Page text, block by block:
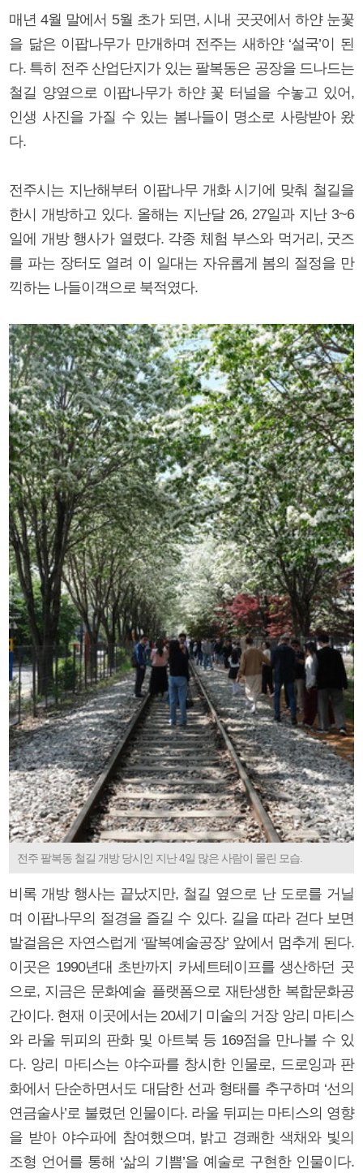
매년 4월 말에서 5월 초가 되면, 시내 곳곳에서 하얀 눈꽃
을 닮은 이팝나무가 만개하며 전주는 새하얀 ‘설국’이 된
다. 특히 전주 산업단지가 있는 팔복동은 공장을 드나드는
철길 양옆으로 이팝나무가 하얀 꽃 터널을 수놓고 있어,
인생 사진을 가질 수 있는 봄나들이 명소로 사랑받아 왔
다.
전주시는 지난해부터 이팝나무 개화 시기에 맞춰 철길을
한시 개방하고 있다. 올해는 지난달 26, 27일과 지난 3~6
일에 개방 행사가 열렸다. 각종 체험 부스와 먹거리, 굿즈
를 파는 장터도 열려 이 일대는 자유롭게 봄의 절정을 만
끽하는 나들이객으로 북적였다.
전주 팔복동 철길 개방 당시인 지난 4일 많은 사람이 몰린 모습.
비록 개방 행사는 끝났지만, 철길 옆으로 난 도로를 거닐
며 이팝나무의 절경을 즐길 수 있다. 길을 따라 걷다 보면
발걸음은 자연스럽게 ‘팔복예술공장’ 앞에서 멈추게 된다.
이곳은 1990년대 초반까지 카세트테이프를 생산하던 곳
으로, 지금은 문화예술 플랫폼으로 재탄생한 복합문화공
간이다. 현재 이곳에서는 20세기 미술의 거장 앙리 마티스
와 라울 뒤피의 판화 및 아트북 등 169점을 만나볼 수 있
다. 앙리 마티스는 야수파를 창시한 인물로, 드로잉과 판
화에서 단순하면서도 대담한 선과 형태를 추구하며 ‘선의
연금술사’로 불렸던 인물이다. 라울 뒤피는 마티스의 영향
을 받아 야수파에 참여했으며, 밝고 경쾌한 색채와 빛의
조형 언어를 통해 ‘삶의 기쁨’을 예술로 구현한 인물이다.